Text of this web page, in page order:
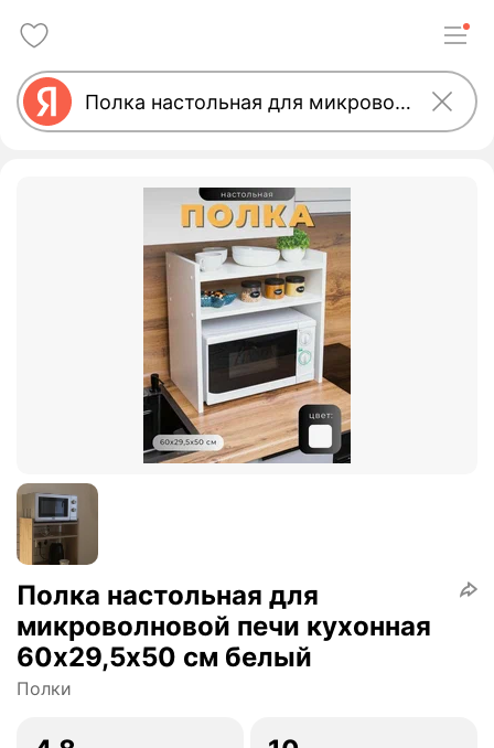
Полка настольная для
микроволновой печи кухонная
60х29,5х50 см белый
Полки